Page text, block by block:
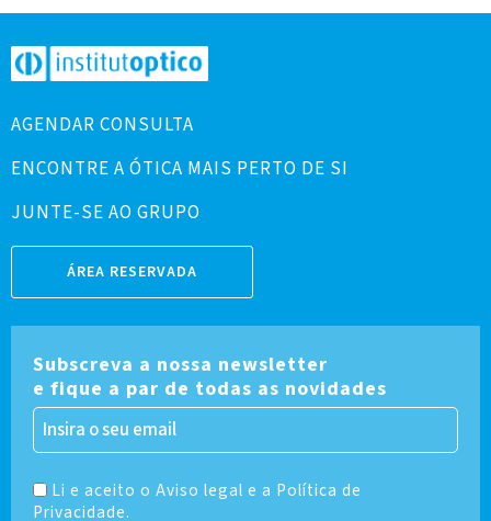
AGENDAR CONSULTA
ENCONTRE A ÓTICA MAIS PERTO DE SI
JUNTE-SE AO GRUPO
ÁREA RESERVADA
Subscreva a nossa newsletter
e fique a par de todas as novidades
Li e aceito o Aviso legal e a Política de
Privacidade.